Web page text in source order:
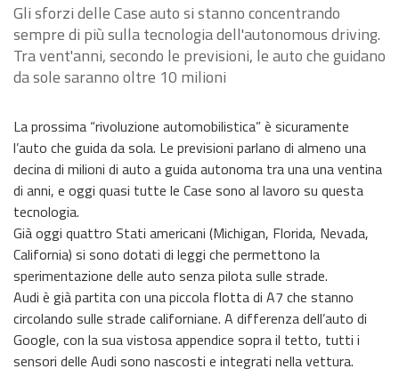
Gli sforzi delle Case auto si stanno concentrando
sempre di più sulla tecnologia dell'autonomous driving.
Tra vent'anni, secondo le previsioni, le auto che guidano
da sole saranno oltre 10 milioni
La prossima “rivoluzione automobilistica” è sicuramente
l’auto che guida da sola. Le previsioni parlano di almeno una
decina di milioni di auto a guida autonoma tra una una ventina
di anni, e oggi quasi tutte le Case sono al lavoro su questa
tecnologia.
Già oggi quattro Stati americani (Michigan, Florida, Nevada,
California) si sono dotati di leggi che permettono la
sperimentazione delle auto senza pilota sulle strade.
Audi è già partita con una piccola flotta di A7 che stanno
circolando sulle strade californiane. A differenza dell’auto di
Google, con la sua vistosa appendice sopra il tetto, tutti i
sensori delle Audi sono nascosti e integrati nella vettura.